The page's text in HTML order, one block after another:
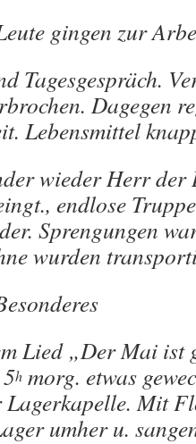
gingen zur
Tagesgespräch.
Dagegen
Lebensmittel
wieder Herr der
endlose
Sprengungen
wurden
Lied „Der Mai ist
h morg. etwas
Lagerkapelle. Mit
umher u.